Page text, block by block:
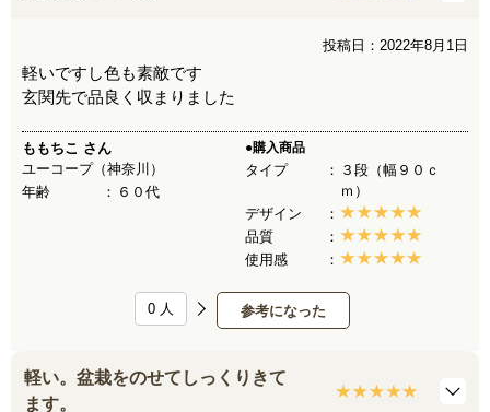
投稿日：2022年8月1日
軽いですし色も素敵です
玄関先で品良く収まりました
ももちこ さん
ユーコープ（神奈川）
年齢
６０代
●購入商品
タイプ
３段（幅９０ｃ
ｍ）
デザイン
品質
使用感
参考になった
0 人
軽い。盆栽をのせてしっくりきて
ます。